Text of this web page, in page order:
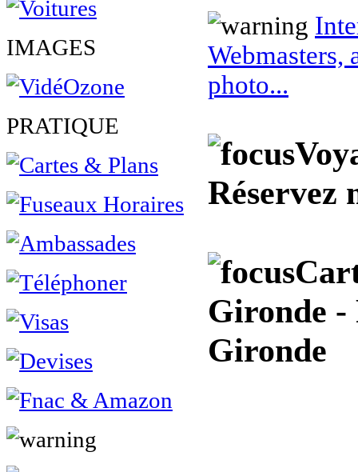
IMAGES
PRATIQUE
photo...
Réservez
Gironde -
Gironde